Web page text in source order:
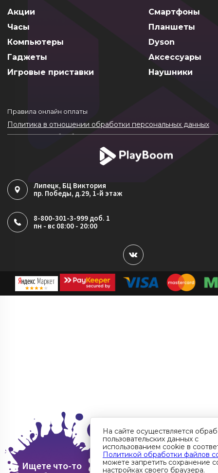
Акции
Смартфоны
Часы
Планшеты
Компьютеры
Dyson
Гаджеты
Аксессуары
Игровые приставки
Наушники
Правила онлайн оплаты
Политика в отношении обработки персональных данных
Согласие на обработку ПДн
Политика обработки файлов cookie
Липецк, БЦ Виктория
пр. Победы, д.29, 1-й этаж
8-800-301-3-999 доб. 1
пн - вс 08:00 - 20:00
Ищете что-то
На сайте осуществляется
пользовательских данных с
использованием cookie в
Политикой обработки файлов
можете запретить сохранение
настройках своего браузера.